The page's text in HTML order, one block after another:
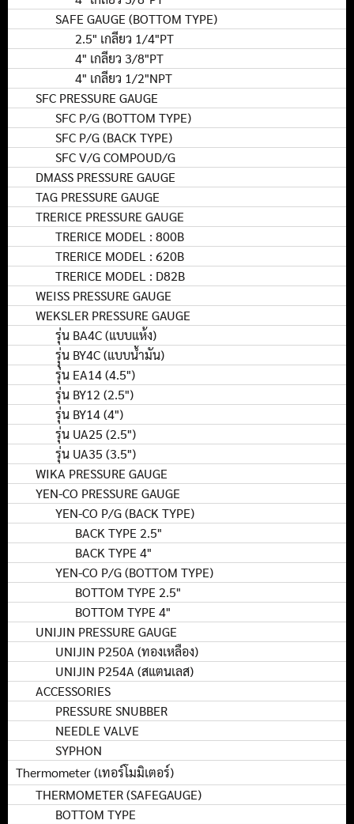
SAFE GAUGE (BOTTOM TYPE)
2.5" เกลียว 1/4"PT
4" เกลียว 3/8"PT
4" เกลียว 1/2"NPT
SFC PRESSURE GAUGE
SFC P/G (BOTTOM TYPE)
SFC P/G (BACK TYPE)
SFC V/G COMPOUD/G
DMASS PRESSURE GAUGE
TAG PRESSURE GAUGE
TRERICE PRESSURE GAUGE
TRERICE MODEL : 800B
TRERICE MODEL : 620B
TRERICE MODEL : D82B
WEISS PRESSURE GAUGE
WEKSLER PRESSURE GAUGE
รุ่น BA4C (แบบแห้ง)
รุุ่น BY4C (แบบน้ำมัน)
รุ่น EA14 (4.5")
รุ่น BY12 (2.5")
รุ่น BY14 (4")
รุ่น UA25 (2.5")
รุ่น UA35 (3.5")
WIKA PRESSURE GAUGE
YEN-CO PRESSURE GAUGE
YEN-CO P/G (BACK TYPE)
BACK TYPE 2.5"
BACK TYPE 4"
YEN-CO P/G (BOTTOM TYPE)
BOTTOM TYPE 2.5"
BOTTOM TYPE 4"
UNIJIN PRESSURE GAUGE
UNIJIN P250A (ทองเหลือง)
UNIJIN P254A (สแตนเลส)
ACCESSORIES
PRESSURE SNUBBER
NEEDLE VALVE
SYPHON
Thermometer (เทอร์โมมิเตอร์)
THERMOMETER (SAFEGAUGE)
BOTTOM TYPE